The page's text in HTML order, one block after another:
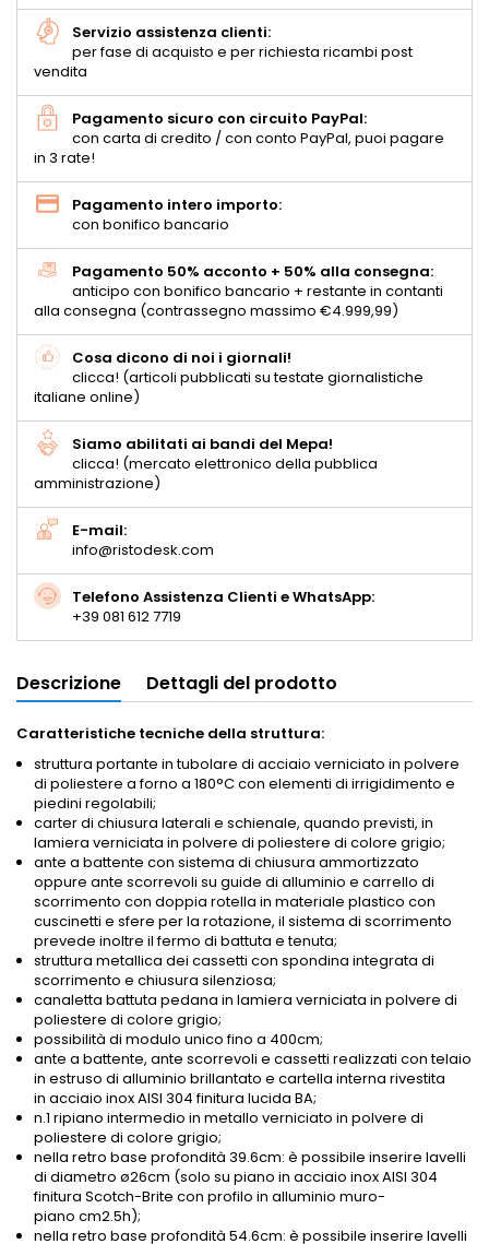
Servizio assistenza clienti:
per fase di acquisto e per richiesta ricambi post
vendita
Pagamento sicuro con circuito PayPal:
con carta di credito / con conto PayPal, puoi pagare
in 3 rate!
Pagamento intero importo:
con bonifico bancario
Pagamento 50% acconto + 50% alla consegna:
anticipo con bonifico bancario + restante in contanti
alla consegna (contrassegno massimo €4.999,99)
Cosa dicono di noi i giornali!
clicca! (articoli pubblicati su testate giornalistiche
italiane online)
Siamo abilitati ai bandi del Mepa!
clicca! (mercato elettronico della pubblica
amministrazione)
E-mail:
info@ristodesk.com
Telefono Assistenza Clienti e WhatsApp:
+39 081 612 7719
Descrizione Dettagli del prodotto
Caratteristiche tecniche della struttura:
struttura portante in tubolare di acciaio verniciato in polvere
di poliestere a forno a 180°C con elementi di irrigidimento e
piedini regolabili;
carter di chiusura laterali e schienale, quando previsti, in
lamiera verniciata in polvere di poliestere di colore grigio;
ante a battente con sistema di chiusura ammortizzato
oppure ante scorrevoli su guide di alluminio e carrello di
scorrimento con doppia rotella in materiale plastico con
cuscinetti e sfere per la rotazione, il sistema di scorrimento
prevede inoltre il fermo di battuta e tenuta;
struttura metallica dei cassetti con spondina integrata di
scorrimento e chiusura silenziosa;
canaletta battuta pedana in lamiera verniciata in polvere di
poliestere di colore grigio;
possibilità di modulo unico fino a 400cm;
ante a battente, ante scorrevoli e cassetti realizzati con telaio
in estruso di alluminio brillantato e cartella interna rivestita
in acciaio inox AISI 304 finitura lucida BA;
n.1 ripiano intermedio in metallo verniciato in polvere di
poliestere di colore grigio;
nella retro base profondità 39.6cm: è possibile inserire lavelli
di diametro ø26cm (solo su piano in acciaio inox AISI 304
finitura Scotch-Brite con profilo in alluminio muro-
piano cm2.5h);
nella retro base profondità 54.6cm: è possibile inserire lavelli